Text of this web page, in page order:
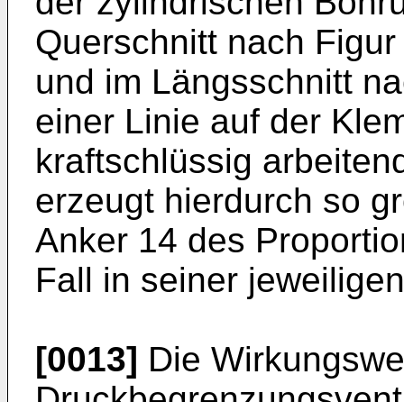
Querschnitt nach
und im Längsschnitt
einer Linie auf der
kraftschlüssig
erzeugt hierdurch so
Anker 14 des
Fall in seiner
[0013] Die